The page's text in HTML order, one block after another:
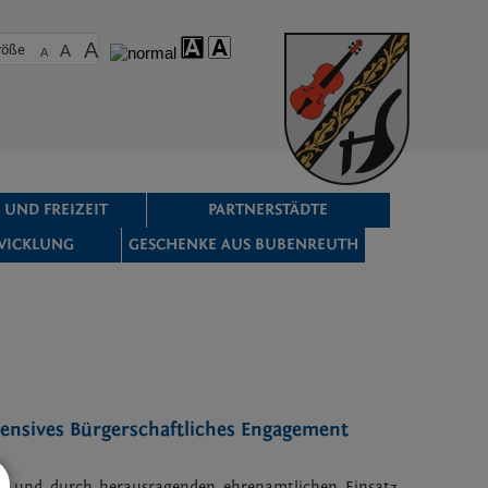
A A A
UND FREIZEIT
PARTNERSTÄDTE
GESCHENKE AUS BUBENREUTH
Bürgerschaftliches Engagement